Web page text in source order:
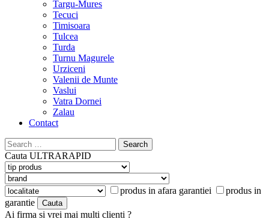
Targu-Mures
Tecuci
Timisoara
Tulcea
Turda
Turnu Magurele
Urziceni
Valenii de Munte
Vaslui
Vatra Dornei
Zalau
Contact
Search
for:
Cauta ULTRARAPID
produs in afara garantiei
produs in
garantie
Ai firma si vrei mai multi clienti ?